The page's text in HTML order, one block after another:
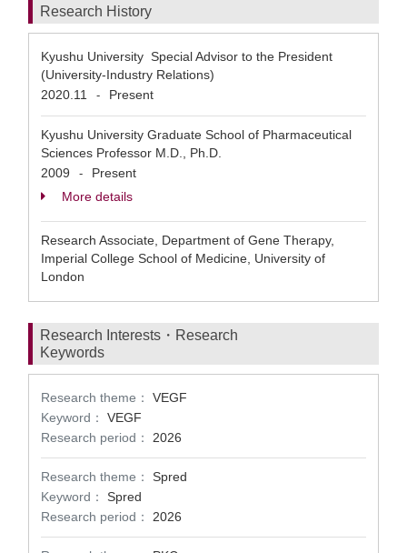
Research History
Kyushu University Special Advisor to the President
(University-Industry Relations)
2020.11
- Present
Kyushu University Graduate School of Pharmaceutical
Sciences Professor M.D., Ph.D.
2009
-
Present
More details
Research Associate, Department of Gene Therapy,
Imperial College School of Medicine, University of
London
Research Interests・Research
Keywords
Research theme：
VEGF
Keyword：
VEGF
Research period：
2026
Research theme：
Spred
Keyword：
Spred
Research period：
2026